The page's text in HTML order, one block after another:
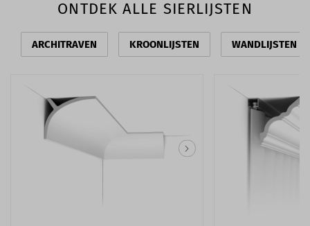
ONTDEK ALLE SIERLIJSTEN
ARCHITRAVEN KROONLIJSTEN WANDLIJSTEN